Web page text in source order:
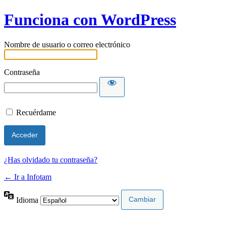
Funciona con WordPress
Nombre de usuario o correo electrónico
Contraseña
Recuérdame
¿Has olvidado tu contraseña?
← Ir a Infotam
Idioma